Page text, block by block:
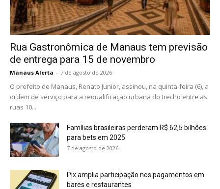
Rua Gastronômica de Manaus tem previsão
de entrega para 15 de novembro
Manaus Alerta - 7 de agosto de 2026
O prefeito de Manaus, Renato Junior, assinou, na quinta-feira (6), a
ordem de serviço para a requalificação urbana do trecho entre as
ruas 10...
Famílias brasileiras perderam R$ 62,5 bilhões
para bets em 2025
7 de agosto de 2026
Pix amplia participação nos pagamentos em
bares e restaurantes